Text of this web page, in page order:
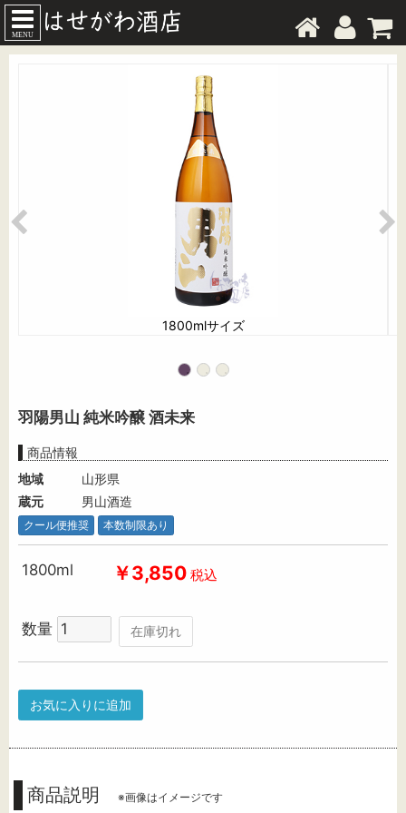
MENU
1800mlサイズ
羽陽男山 純米吟醸 酒未来
商品情報
地域
山形県
蔵元
男山酒造
クール便推奨 本数制限あり
1800ml ￥3,850 税込
数量 在庫切れ
お気に入りに追加
商品説明 ※画像はイメージです